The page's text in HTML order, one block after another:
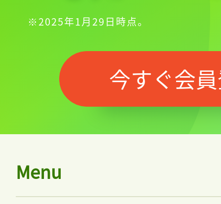
記事をお気に入
ログインが
※2025年1月29日時点。
今すぐ会
Menu